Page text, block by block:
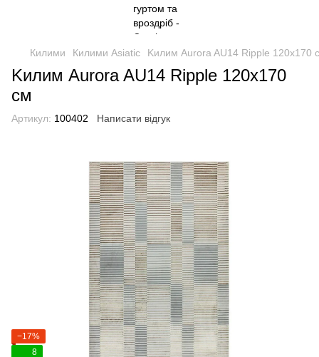
Килими Килими Asiatic Kилим Aurora AU14 Ripple 120х170
Kилим Aurora AU14 Ripple 120х170
см
Артикул: 100402 Написати відгук
−17%
8